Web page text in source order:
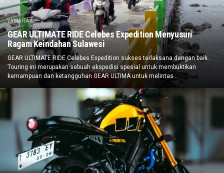
YAMAHA
GEAR ULTIMATE RIDE Celebes Expedition Menyusuri
Ragam Keindahan Sulawesi
GEAR ULTIMATE RIDE Celebes Expedition sukses terlaksana dengan baik.
Touring ini merupakan sebuah ekspedisi spesial untuk membuktikan
kemampuan dan ketangguhan GEAR ULTIMA untuk melintas...